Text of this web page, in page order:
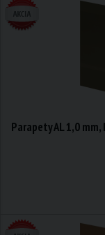
Parapety AL 1,0 mm,